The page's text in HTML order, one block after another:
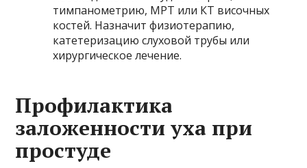
тимпанометрию, МРТ или КТ височных
костей. Назначит физиотерапию,
катетеризацию слуховой трубы или
хирургическое лечение.
Профилактика
заложенности уха при
простуде